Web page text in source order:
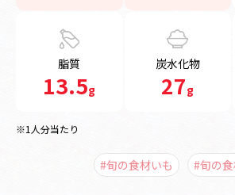
脂質
13.5g
炭水化物
27g
※1人分当たり
#旬の食材いも #旬の